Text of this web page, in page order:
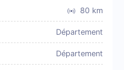
80 km
Département
Département